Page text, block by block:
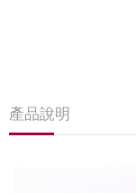
產品說明